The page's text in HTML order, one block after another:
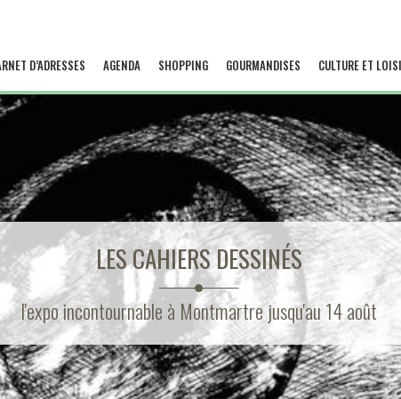
D’ADRESSES AGENDA SHOPPING GOURMANDISES CULTURE ET
LES CAHIERS DESSINÉS
l'expo incontournable à Montmartre jusqu'au 14 août